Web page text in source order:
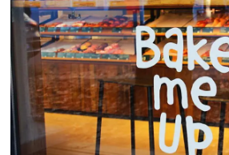
Tag:
bake
me
up